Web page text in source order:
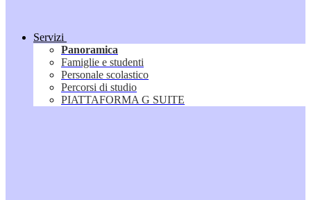
Servizi
Panoramica
Famiglie e studenti
Personale scolastico
Percorsi di studio
PIATTAFORMA G SUITE